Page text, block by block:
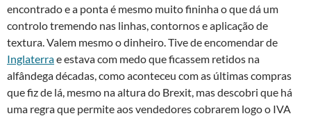
encontrado e a ponta é mesmo muito fininha o que dá um
controlo tremendo nas linhas, contornos e aplicação de
textura. Valem mesmo o dinheiro. Tive de encomendar de
Inglaterrae estava com medo que ficassem retidos na
alfândega décadas, como aconteceu com as últimas compras
que fiz de lá, mesmo na altura do Brexit, mas descobri que há
uma regra que permite aos vendedores cobrarem logo o IVA